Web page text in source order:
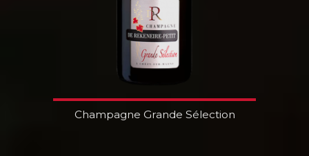
Champagne Grande Sélection